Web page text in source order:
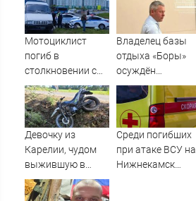
– Новости Твери и
городов Тверской
области сегодня -
Afanasy.biz –
Тверь ново
здоровье
Мотоциклист
погиб в
столкновении с
ГАЗЕлью в Твери
Владелец базы
отдыха «Боры»
осуждён
за гибель
подростка
на водоёме
Девочку из
Карелии, чудом
выжившую в
страшной аварии,
вертолетом
Среди погибших
при атаке ВСУ на
Нижнекамск